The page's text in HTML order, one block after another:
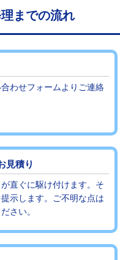
66,000円
27,500円
27,500円
16,500円
現場見積
。
までの流れ
わせフォームよりご連絡
見積り
直ぐに駆け付けます。そ
示します。ご不明な点は
さい。